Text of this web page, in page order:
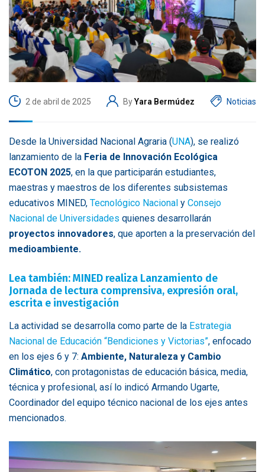
2 de abril de 2025 ByYara Bermúdez Noticias
Desde la Universidad Nacional Agraria (UNA), se realizó
lanzamiento de la Feria de Innovación Ecológica
ECOTON 2025, en la que participarán estudiantes,
maestras y maestros de los diferentes subsistemas
educativos MINED, Tecnológico Nacional y Consejo
Nacional de Universidades quienes desarrollarán
proyectos innovadores, que aporten a la preservación del
medioambiente.
Lea también: MINED realiza Lanzamiento de
Jornada de lectura comprensiva, expresión oral,
escrita e investigación
La actividad se desarrolla como parte de la Estrategia
Nacional de Educación “Bendiciones y Victorias”, enfocado
en los ejes 6 y 7: Ambiente, Naturaleza y Cambio
Climático, con protagonistas de educación básica, media,
técnica y profesional, así lo indicó Armando Ugarte,
Coordinador del equipo técnico nacional de los ejes antes
mencionados.